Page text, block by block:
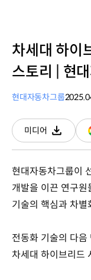
차세대 하이
스토리 | 현
현대자동차그룹
미디어
다운로드
현대자동차그룹이
개발을 이끈 연구원
기술의 핵심과 차별
전동화 기술의 다음
차세대 하이브리드